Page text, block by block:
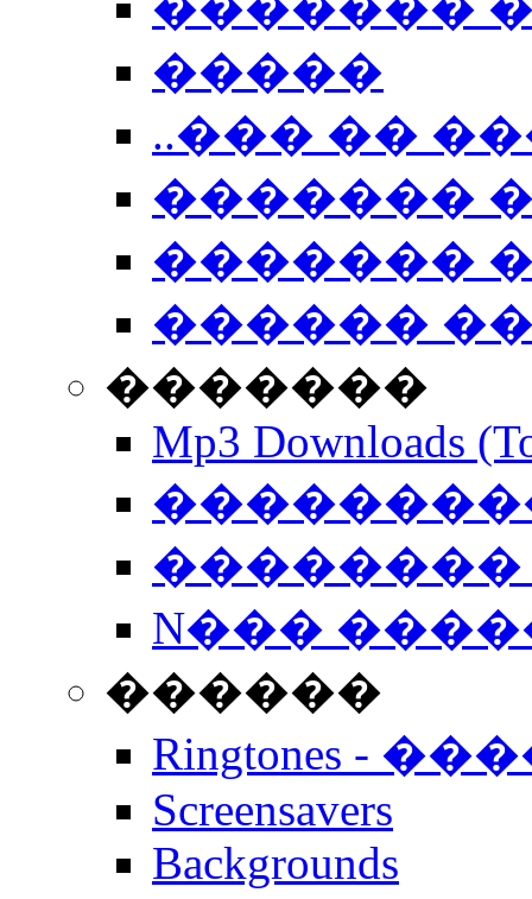
�����
..��� ��
�������
�������
������
�������
Mp3 Downloads
��������
N���
������
Ringtones -
Screensavers
Backgrounds